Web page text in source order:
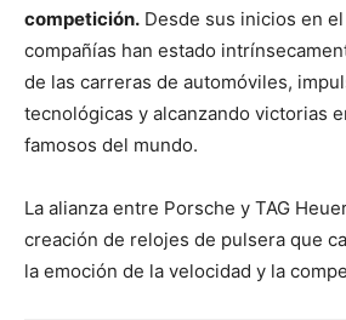
competición. Desde sus inicios en
compañías han estado
de las carreras de automóviles,
tecnológicas y alcanzando victorias
famosos del mundo.
La alianza entre Porsche y TAG
creación de relojes de pulsera que
la emoción de la velocidad y la